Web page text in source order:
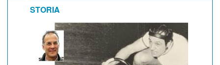
STORIA